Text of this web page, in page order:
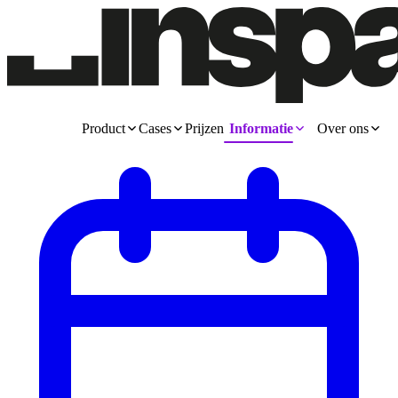
Product Cases Prijzen Informatie Over ons